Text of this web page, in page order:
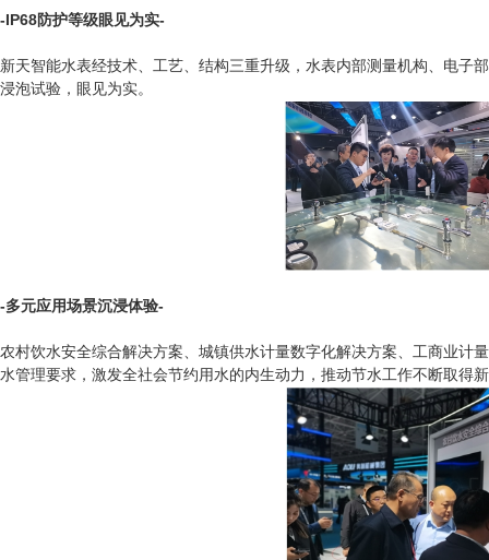
-IP68防护等级眼见为实-
新天智能水表经技术、工艺、结构三重升级，水表内部测量机构、电子
浸泡试验，眼见为实。
-多元应用场景沉浸体验-
农村饮水安全综合解决方案、城镇供水计量数字化解决方案、工商业
水管理要求，激发全社会节约用水的内生动力，推动节水工作不断取得